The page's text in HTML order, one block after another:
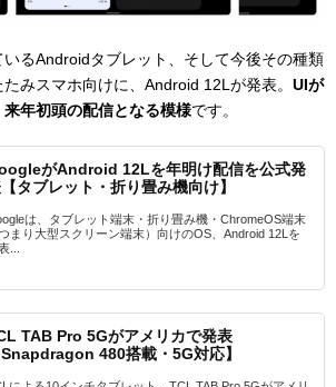
るAndroidタブレット、そして今後その種類
みスマホ向けに、Android 12Lが発表。 UIが
年初頭の配信となる模様です。
がAndroid 12Lを年明け配信を公式発
タブレット・折り畳み機向け】
は、タブレット端末・折り畳み機・ChromeOS端末
つまり大型スクリーン端末）向けのOS、Android 12Lを
...
TAB Pro 5Gがアメリカで発表
Snapdragon 480搭載・5G対応】